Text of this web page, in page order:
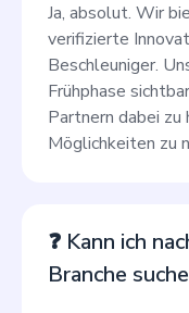
Ja, absolut. Wir
verifizierte
Beschleuniger.
Frühphase
Partnern dabei
Möglichkeiten zu
❓ Kann ich
Branche